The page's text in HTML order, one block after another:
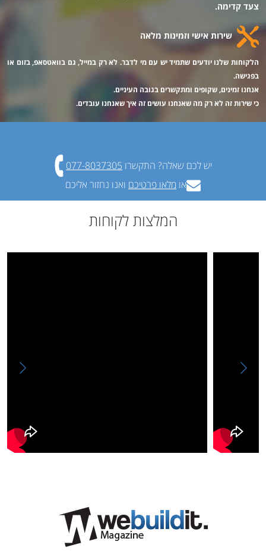
צעד קדימה.
שירות אישי וזמינות מלאה
הלקוחות שלנו יודעים שתמיד יש עם מי לדבר. לא רק במייל, גם בוואטסאפ, בזום או
בפגישה.
אנחנו זמינים, שקופים ומתקשרים בגובה העיניים.
כי שירות זה לא רק מה שאנחנו עושים זה איך שאנחנו עובדים.
יש לכם שאלה? התקשרו 077-8037305
או מלאו פרטיכם ואנו נחזור אליכם
המלצות לקוחות